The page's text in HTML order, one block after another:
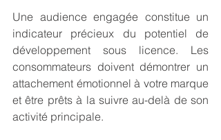
Une audience engagée constitue un
indicateur précieux du potentiel de
développement sous licence. Les
consommateurs doivent démontrer un
attachement émotionnel à votre marque
et être prêts à la suivre au-delà de son
activité principale.